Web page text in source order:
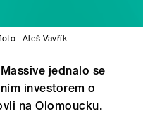
Aleš Vavřík
jednalo se
investorem o
na Olomoucku.